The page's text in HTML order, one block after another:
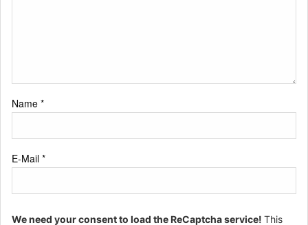
Name *
E-Mail *
We need your consent to load the ReCaptcha service! This